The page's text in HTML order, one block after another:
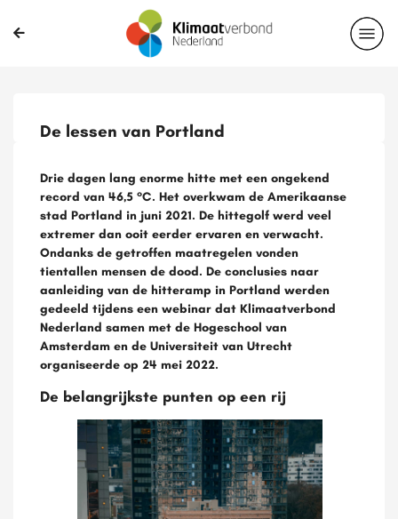
De lessen van Portland
Drie dagen lang enorme hitte met een ongekend
record van 46,5 °C. Het overkwam de Amerikaanse
stad Portland in juni 2021. De hittegolf werd veel
extremer dan ooit eerder ervaren en verwacht.
Ondanks de getroffen maatregelen vonden
tientallen mensen de dood. De conclusies naar
aanleiding van de hitteramp in Portland werden
gedeeld tijdens een webinar dat Klimaatverbond
Nederland samen met de Hogeschool van
Amsterdam en de Universiteit van Utrecht
organiseerde op 24 mei 2022.
De belangrijkste punten op een rij